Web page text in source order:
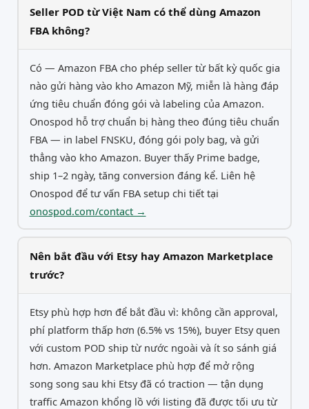
Seller POD từ Việt Nam có thể dùng Amazon
FBA không?
Có — Amazon FBA cho phép seller từ bất kỳ quốc gia
nào gửi hàng vào kho Amazon Mỹ, miễn là hàng đáp
ứng tiêu chuẩn đóng gói và labeling của Amazon.
Onospod hỗ trợ chuẩn bị hàng theo đúng tiêu chuẩn
FBA — in label FNSKU, đóng gói poly bag, và gửi
thẳng vào kho Amazon. Buyer thấy Prime badge,
ship 1–2 ngày, tăng conversion đáng kể. Liên hệ
Onospod để tư vấn FBA setup chi tiết tại
onospod.com/contact →
Nên bắt đầu với Etsy hay Amazon Marketplace
trước?
Etsy phù hợp hơn để bắt đầu vì: không cần approval,
phí platform thấp hơn (6.5% vs 15%), buyer Etsy quen
với custom POD ship từ nước ngoài và ít so sánh giá
hơn. Amazon Marketplace phù hợp để mở rộng
song song sau khi Etsy đã có traction — tận dụng
traffic Amazon khổng lồ với listing đã được tối ưu từ